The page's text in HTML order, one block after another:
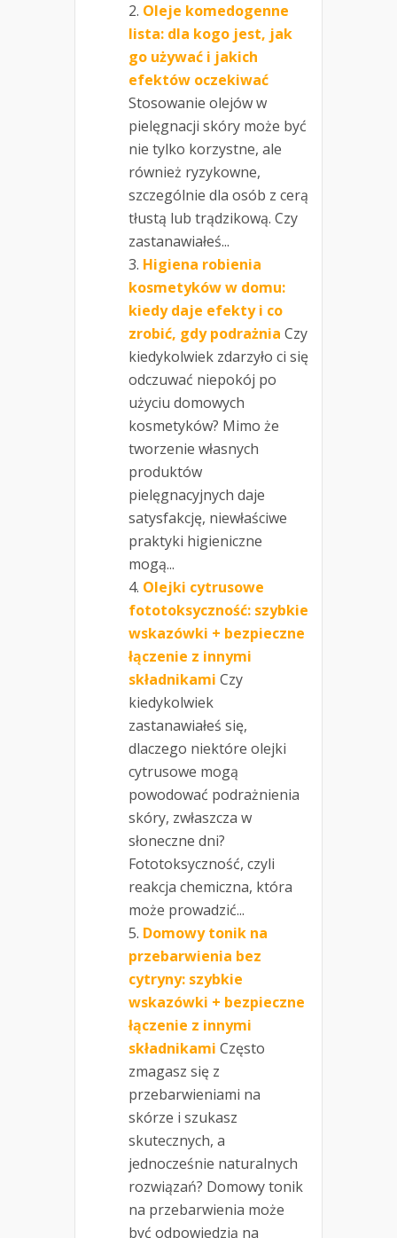
Oleje komedogenne
lista: dla kogo jest, jak
go używać i jakich
efektów oczekiwać
Stosowanie olejów w
pielęgnacji skóry może być
nie tylko korzystne, ale
również ryzykowne,
szczególnie dla osób z cerą
tłustą lub trądzikową. Czy
zastanawiałeś...
Higiena robienia
kosmetyków w domu:
kiedy daje efekty i co
zrobić, gdy podrażnia Czy
kiedykolwiek zdarzyło ci się
odczuwać niepokój po
użyciu domowych
kosmetyków? Mimo że
tworzenie własnych
produktów
pielęgnacyjnych daje
satysfakcję, niewłaściwe
praktyki higieniczne
mogą...
Olejki cytrusowe
fototoksyczność: szybkie
wskazówki + bezpieczne
łączenie z innymi
składnikami Czy
kiedykolwiek
zastanawiałeś się,
dlaczego niektóre olejki
cytrusowe mogą
powodować podrażnienia
skóry, zwłaszcza w
słoneczne dni?
Fototoksyczność, czyli
reakcja chemiczna, która
może prowadzić...
Domowy tonik na
przebarwienia bez
cytryny: szybkie
wskazówki + bezpieczne
łączenie z innymi
składnikami Często
zmagasz się z
przebarwieniami na
skórze i szukasz
skutecznych, a
jednocześnie naturalnych
rozwiązań? Domowy tonik
na przebarwienia może
być odpowiedzią na